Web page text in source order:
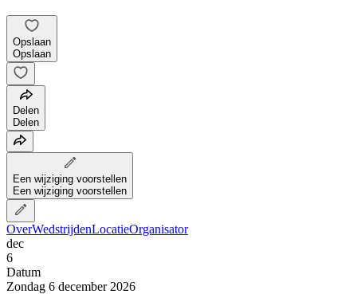
Opslaan
Opslaan
Delen
Delen
Een wijziging voorstellen
Een wijziging voorstellen
OverWedstrijdenLocatieOrganisator
dec
6
Datum
Zondag 6 december 2026